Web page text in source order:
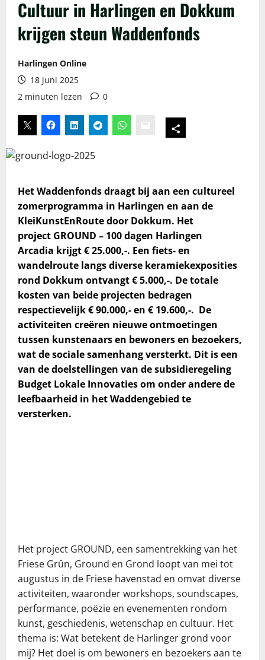
Cultuur in Harlingen en Dokkum
krijgen steun Waddenfonds
Harlingen Online
18 juni 2025
2 minuten lezen
0
Het Waddenfonds draagt bij aan een cultureel
zomerprogramma in Harlingen en aan de
KleiKunstEnRoute door Dokkum. Het
project GROUND – 100 dagen Harlingen
Arcadia krijgt € 25.000,-. Een fiets- en
wandelroute langs diverse keramiekexposities
rond Dokkum ontvangt € 5.000,-. De totale
kosten van beide projecten bedragen
respectievelijk € 90.000,- en € 19.600,-. De
activiteiten creëren nieuwe ontmoetingen
tussen kunstenaars en bewoners en bezoekers,
wat de sociale samenhang versterkt. Dit is een
van de doelstellingen van de subsidieregeling
Budget Lokale Innovaties om onder andere de
leefbaarheid in het Waddengebied te
versterken.
Het project GROUND, een samentrekking van het
Friese Grûn, Ground en Grond loopt van mei tot
augustus in de Friese havenstad en omvat diverse
activiteiten, waaronder workshops, soundscapes,
performance, poëzie en evenementen rondom
kunst, geschiedenis, wetenschap en cultuur. Het
thema is: Wat betekent de Harlinger grond voor
mij? Het doel is om bewoners en bezoekers aan te